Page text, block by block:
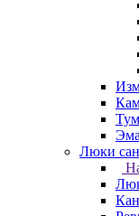
Люки